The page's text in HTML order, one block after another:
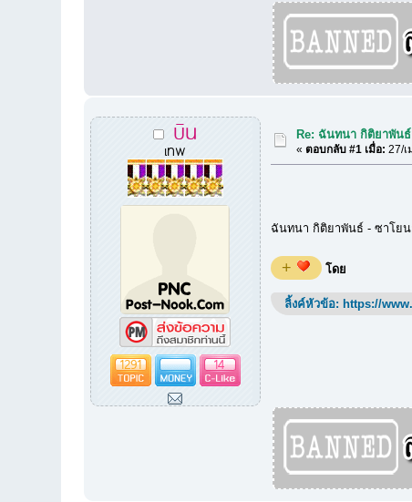
บิน
เทพ
1291 14
Re: ฉันทนา กิติยาพัน
«ตอบกลับ #1 เมื่อ: 27/เ
ฉันทนา กิติยาพันธ์ - ซาโย
+ โดย
ลิ้งค์หัวข้อ: https://